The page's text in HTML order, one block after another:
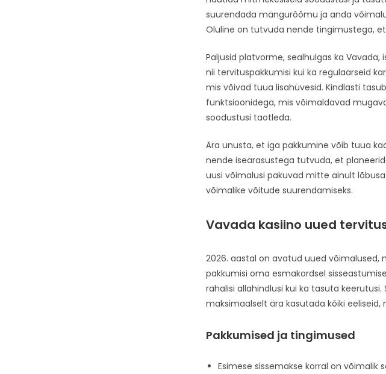
suurendada mängurõõmu ja anda
Oluline on tutvuda nende tingimustega,
Paljusid platvorme, sealhulgas ka
nii tervituspakkumisi kui ka regulaarseid
mis võivad tuua lisahüvesid. Kindlasti
funktsioonidega, mis võimaldavad
soodustusi taotleda.
Ära unusta, et iga pakkumine võib tuua
nende iseärasustega tutvuda, et
uusi võimalusi pakuvad mitte ainult
võimalike võitude suurendamiseks.
Vavada kasiino uued
2026. aastal on avatud uued võimalused,
pakkumisi oma esmakordsel
rahalisi allahindlusi kui ka tasuta
maksimaalselt ära kasutada kõiki eeliseid,
Pakkumised ja tingimused
Esimese sissemakse korral on võimalik